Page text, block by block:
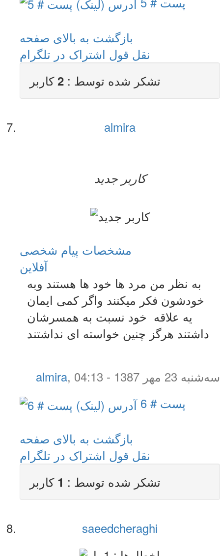
بازگشت به بالای صفحه
نقل قول اشتراک در تلگرام
تشکر شده توسط : 2کاربر
almira
کاربر جدید
مشخصات پیام شخصی
آفلاين
به نظر من مرد ها خود ها هستند وبه
خودشون فکر میکنند واگر کمی ایمان
یه علاقه خود نسبت به همسرشان
داشتند هرگز چنین خواسته ای نداشتند
almira,
سه‌شنبه 23 مهر 1387 - 04:13
پست # 6
بازگشت به بالای صفحه
نقل قول اشتراک در تلگرام
تشکر شده توسط : 1 کاربر
saeedcheraghi